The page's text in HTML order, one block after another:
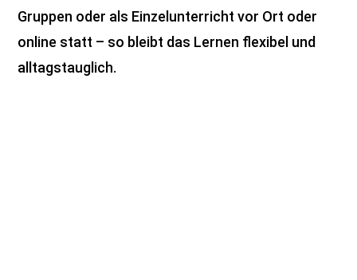
Gruppen oder als Einzelunterricht vor Ort oder
online statt – so bleibt das Lernen flexibel und
alltagstauglich.